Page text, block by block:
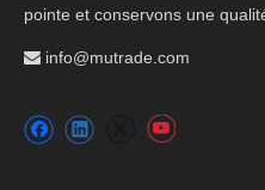
pointe et conservons une
 info@mutrade.com